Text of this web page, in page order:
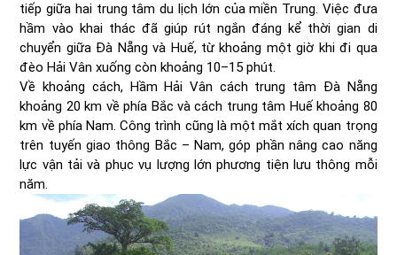
tiếp giữa hai trung tâm du lịch lớn của miền Trung. Việc đưa
hầm vào khai thác đã giúp rút ngắn đáng kể thời gian di
chuyển giữa Đà Nẵng và Huế, từ khoảng một giờ khi đi qua
đèo Hải Vân xuống còn khoảng 10–15 phút.
Về khoảng cách, Hầm Hải Vân cách trung tâm Đà Nẵng
khoảng 20 km về phía Bắc và cách trung tâm Huế khoảng 80
km về phía Nam. Công trình cũng là một mắt xích quan trọng
trên tuyến giao thông Bắc – Nam, góp phần nâng cao năng
lực vận tải và phục vụ lượng lớn phương tiện lưu thông mỗi
năm.